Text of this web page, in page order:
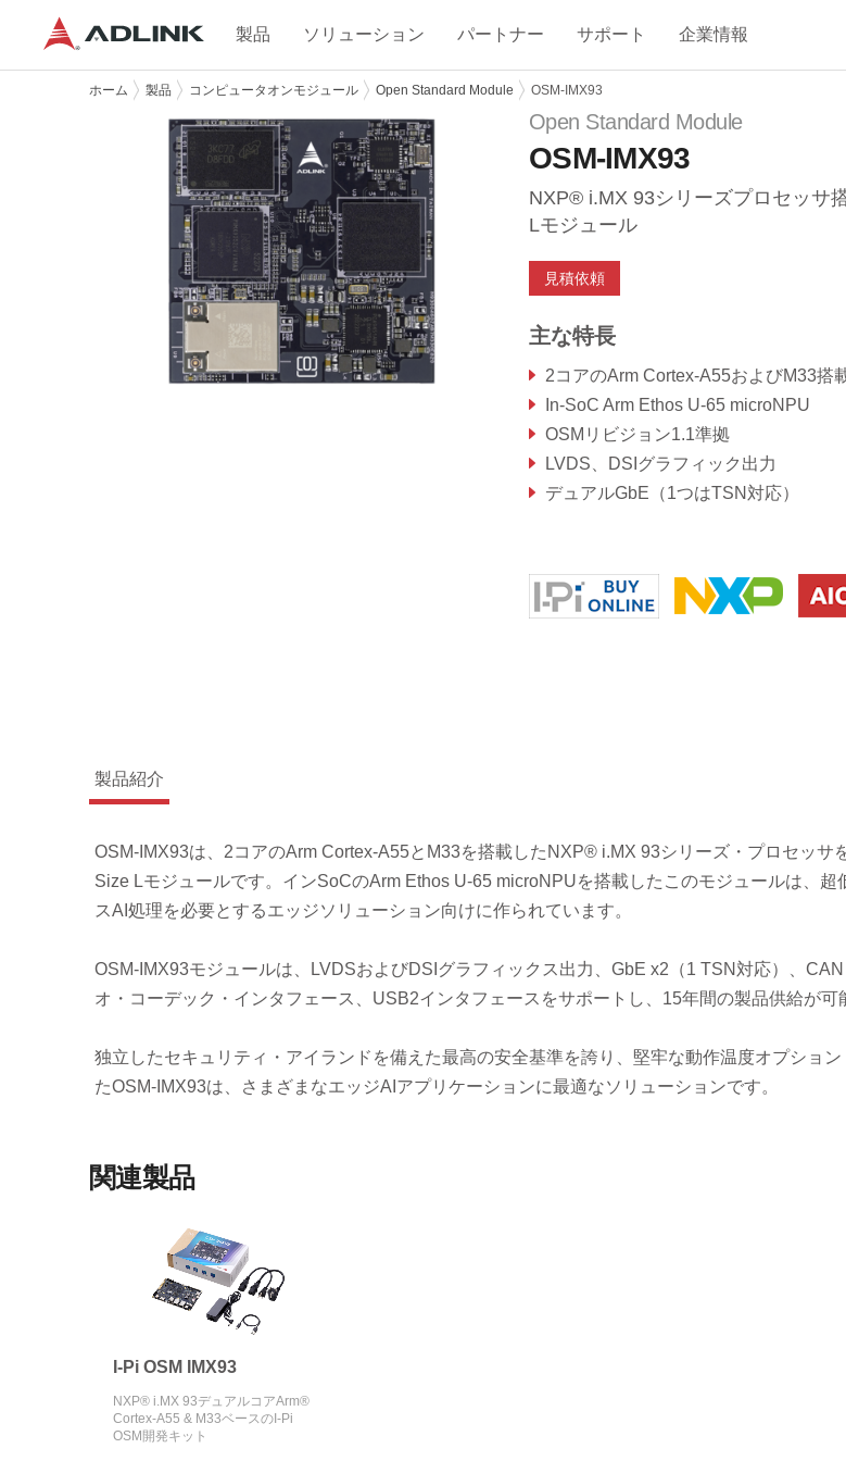
製品 ソリューション パートナー サポート 企業情報
ホーム 製品 コンピュータオンモジュール Open Standard Module OSM-IMX93
Open Standard Module
OSM-IMX93
NXP® i.MX 93シリーズプロセッサ
Lモジュール
見積依頼
主な特長
2コアのArm Cortex-A55およびM33搭載
In-SoC Arm Ethos U-65 microNPU
OSMリビジョン1.1準拠
LVDS、DSIグラフィック出力
デュアルGbE（1つはTSN対応）
製品紹介
OSM-IMX93は、2コアのArm Cortex-A55とM33を搭載したNXP® i.MX 93シリーズ・プロセッサ
Size Lモジュールです。インSoCのArm Ethos U-65 microNPUを搭載したこのモジュールは、超
スAI処理を必要とするエッジソリューション向けに作られています。
OSM-IMX93モジュールは、LVDSおよびDSIグラフィックス出力、GbE x2（1 TSN対応）、
オ・コーデック・インタフェース、USB2インタフェースをサポートし、15年間の製品供給が可
独立したセキュリティ・アイランドを備えた最高の安全基準を誇り、堅牢な動作温度オプショ
たOSM-IMX93は、さまざまなエッジAIアプリケーションに最適なソリューションです。
関連製品
I-Pi OSM IMX93
NXP® i.MX 93デュアルコアArm®
Cortex-A55 & M33ベースのI-Pi
OSM開発キット